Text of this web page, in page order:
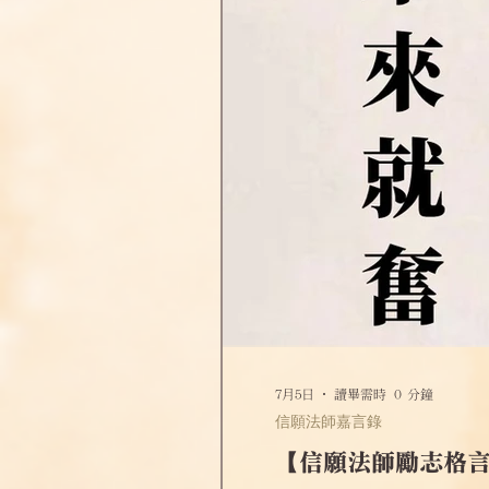
【信願法師勵志格
信願法師嘉言錄
7月5日 讀畢需時 0 分鐘